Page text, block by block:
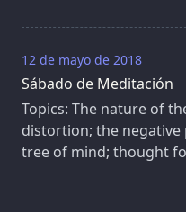
12 de mayo de 2018
Sábado de Meditación
Topics: The nature of
distortion; the
tree of mind; thought